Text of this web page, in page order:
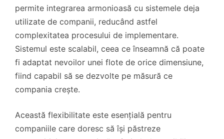
permite integrarea armonioasă cu sistemele deja
utilizate de companii, reducând astfel
complexitatea procesului de implementare.
Sistemul este scalabil, ceea ce înseamnă că poate
fi adaptat nevoilor unei flote de orice dimensiune,
fiind capabil să se dezvolte pe măsură ce
compania crește.
Această flexibilitate este esențială pentru
companiile care doresc să își păstreze